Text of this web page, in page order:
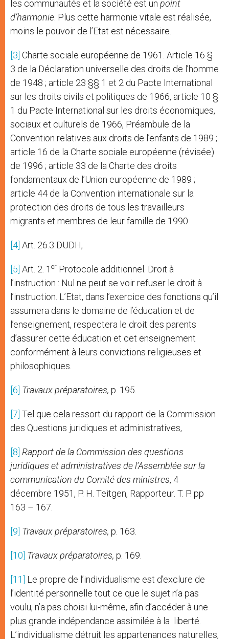
les communautés et la société est un point
d’harmonie . Plus cette harmonie vitale est réalisée,
moins le pouvoir de l’Etat est nécessaire.
[3] Charte sociale européenne de 1961. Article 16 §
3 de la Déclaration universelle des droits de l’homme
de 1948 ; article 23 §§ 1 et 2 du Pacte International
sur les droits civils et politiques de 1966, article 10 §
1 du Pacte International sur les droits économiques,
sociaux et culturels de 1966, Préambule de la
Convention relatives aux droits de l’enfants de 1989 ;
article 16 de la Charte sociale européenne (révisée)
de 1996 ; article 33 de la Charte des droits
fondamentaux de l’Union européenne de 1989 ;
article 44 de la Convention internationale sur la
protection des droits de tous les travailleurs
migrants et membres de leur famille de 1990.
[4] Art. 26.3 DUDH,
[5] Art. 2. 1 er Protocole additionnel. Droit à
l’instruction : Nul ne peut se voir refuser le droit à
l’instruction. L’Etat, dans l’exercice des fonctions qu’il
assumera dans le domaine de l’éducation et de
l’enseignement, respectera le droit des parents
d’assurer cette éducation et cet enseignement
conformément à leurs convictions religieuses et
philosophiques.
[6] Travaux préparatoires, p. 195.
[7] Tel que cela ressort du rapport de la Commission
des Questions juridiques et administratives,
[8] Rapport de la Commission des questions
juridiques et administratives de l’Assemblée sur la
communication du Comité des ministres, 4
décembre 1951, P. H. Teitgen, Rapporteur. T. P. pp
163 – 167.
[9] Travaux préparatoires, p. 163.
[10] Travaux préparatoires, p. 169.
[11]
Le propre de l’individualisme est d’exclure de
l’identité personnelle tout ce que le sujet n’a pas
voulu, n’a pas choisi lui-même, afin d’accéder à une
plus grande indépendance assimilée à la liberté.
L’individualisme détruit les appartenances naturelles,